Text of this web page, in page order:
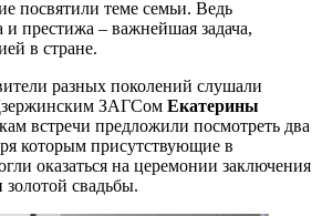
посвятили теме семьи. Ведь
и престижа – важнейшая задача,
в стране.
разных поколений слушали
ЗАГСом Екатерины
встречи предложили посмотреть два
которым присутствующие в
оказаться на церемонии заключения
свадьбы.